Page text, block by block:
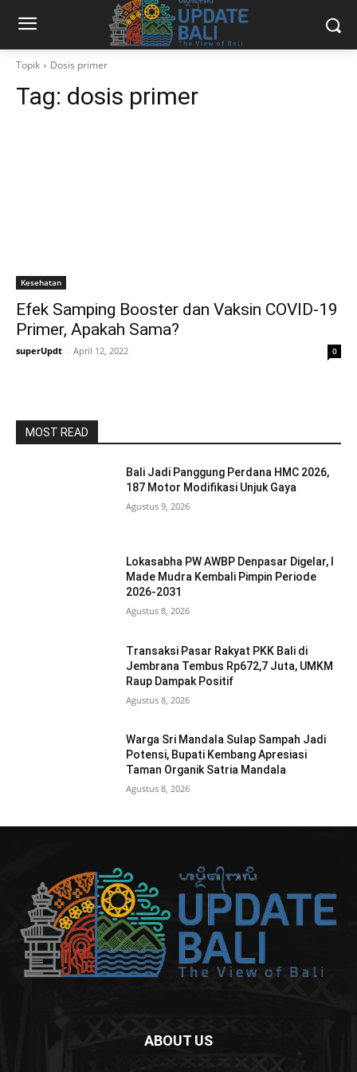
Topik Dosis primer
Tag: dosis primer
Kesehatan
Efek Samping Booster dan Vaksin COVID-19
Primer, Apakah Sama?
superUpdt - April 12, 2022 0
MOST READ
Bali Jadi Panggung Perdana HMC 2026,
187 Motor Modifikasi Unjuk Gaya
Agustus 9, 2026
Lokasabha PW AWBP Denpasar Digelar, I
Made Mudra Kembali Pimpin Periode
2026-2031
Agustus 8, 2026
Transaksi Pasar Rakyat PKK Bali di
Jembrana Tembus Rp672,7 Juta, UMKM
Raup Dampak Positif
Agustus 8, 2026
Warga Sri Mandala Sulap Sampah Jadi
Potensi, Bupati Kembang Apresiasi
Taman Organik Satria Mandala
Agustus 8, 2026
ABOUT US